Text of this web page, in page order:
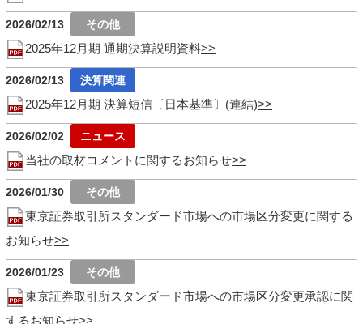
2026/02/13
2025年12月期 通期決算説明資料
2026/02/13
2025年12月期 決算短信〔日本基準〕(連結)
2026/02/02
当社の取材コメントに関するお知らせ
2026/01/30
東京証券取引所スタンダード市場への市場区分変更に関する
お知らせ
2026/01/23
東京証券取引所スタンダード市場への市場区分変更承認に関
するお知らせ